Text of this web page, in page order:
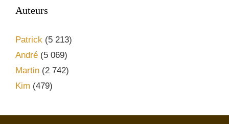
Auteurs
Patrick (5 213)
André (5 069)
Martin (2 742)
Kim (479)